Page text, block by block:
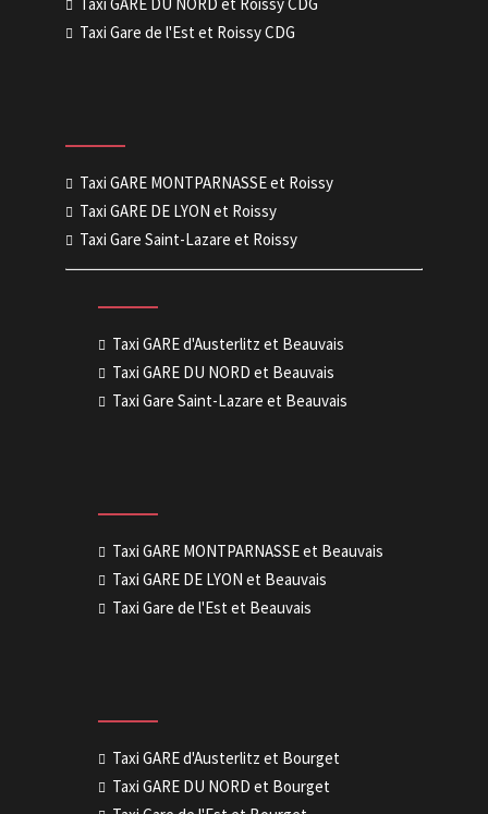
Taxi GARE DU NORD et Roissy CDG
Taxi Gare de l'Est et Roissy CDG
Taxi GARE MONTPARNASSE et Roissy
Taxi GARE DE LYON et Roissy
Taxi Gare Saint-Lazare et Roissy
Taxi GARE d'Austerlitz et Beauvais
Taxi GARE DU NORD et Beauvais
Taxi Gare Saint-Lazare et Beauvais
Taxi GARE MONTPARNASSE et Beauvais
Taxi GARE DE LYON et Beauvais
Taxi Gare de l'Est et Beauvais
Taxi GARE d'Austerlitz et Bourget
Taxi GARE DU NORD et Bourget